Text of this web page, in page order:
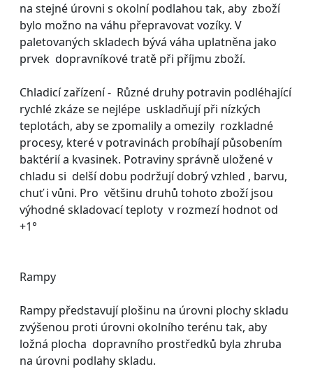
na stejné úrovni s okolní podlahou tak, aby zboží
bylo možno na váhu přepravovat vozíky. V
paletovaných skladech bývá váha uplatněna jako
prvek dopravníkové tratě při příjmu zboží.
Chladicí zařízení - Různé druhy potravin podléhající
rychlé zkáze se nejlépe uskladňují při nízkých
teplotách, aby se zpomalily a omezily rozkladné
procesy, které v potravinách probíhají působením
baktérií a kvasinek. Potraviny správně uložené v
chladu si delší dobu podržují dobrý vzhled , barvu,
chuť i vůni. Pro většinu druhů tohoto zboží jsou
výhodné skladovací teploty v rozmezí hodnot od
+1°
Rampy
Rampy představují plošinu na úrovni plochy skladu
zvýšenou proti úrovni okolního terénu tak, aby
ložná plocha dopravního prostředků byla zhruba
na úrovni podlahy skladu.